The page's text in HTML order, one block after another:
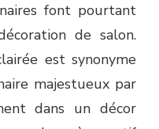
font pourtant
de salon.
est synonyme
majestueux par
dans un décor